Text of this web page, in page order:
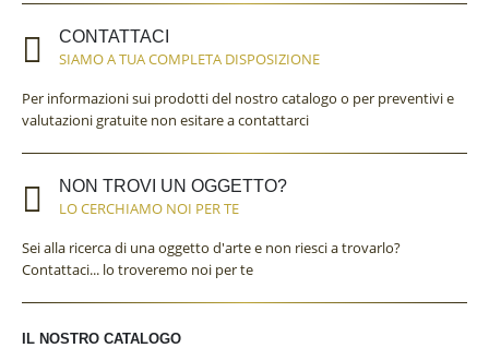
CONTATTACI
SIAMO A TUA COMPLETA DISPOSIZIONE
Per informazioni sui prodotti del nostro catalogo o per preventivi e
valutazioni gratuite non esitare a contattarci
NON TROVI UN OGGETTO?
LO CERCHIAMO NOI PER TE
Sei alla ricerca di una oggetto d'arte e non riesci a trovarlo?
Contattaci... lo troveremo noi per te
IL NOSTRO CATALOGO